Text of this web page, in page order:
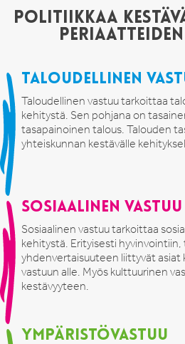
POLITIIKKAA
Taloudellinen
Taloudellinen vastuu tarkoittaa
kehitystä. Sen pohjana on
tasapainoinen talous. Talouden
yhteiskunnan kestävälle
Sosiaalinen vastuu
Sosiaalinen vastuu tarkoittaa
kehitystä. Erityisesti hyvinvointiin,
yhdenvertaisuuteen liittyvät asiat
vastuun alle. Myös kulttuurinen
kestävyyteen.
Ympäristövastuu